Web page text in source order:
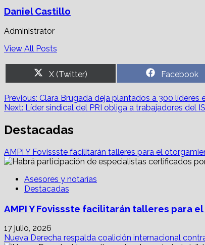
Daniel Castillo
Administrator
View All Posts
Share
on
X (Twitter)
Share
on
Facebook
Post
navigation
Previous: Clara Brugada deja plantados a 300 líderes
Next: Líder sindical del PRI obliga a trabajadores del
Destacadas
AMPI Y Fovissste facilitarán talleres para el
Asesores y notarías
Destacadas
AMPI Y Fovissste facilitarán talleres para
17 julio, 2026
Nueva Derecha respalda coalición internacional